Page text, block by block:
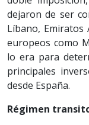
dejaron de ser
Líbano, Emiratos
europeos como
lo era para
principales
desde España.
Régimen